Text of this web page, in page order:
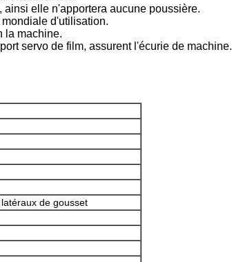
elle n'apportera aucune poussière.
d'utilisation.
la machine.
servo de film, assurent l'écurie de machine.
de gousset